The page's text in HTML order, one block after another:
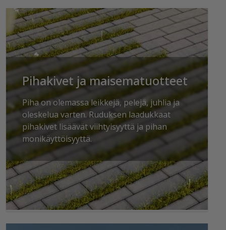
Pihakivet ja maisematuotteet
Piha on olemassa leikkejä, pelejä, juhlia ja
oleskelua varten. Ruduksen laadukkaat
pihakivet lisäävät viihtyisyyttä ja pihan
monikäyttöisyyttä.